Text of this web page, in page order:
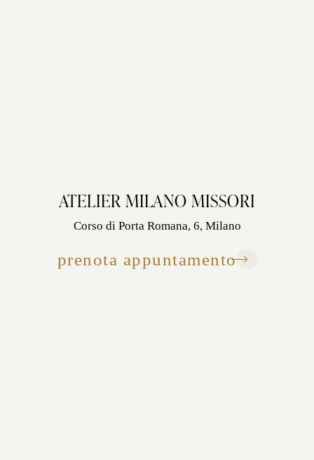
ATELIER MILANO MISSORI
Corso di Porta Romana, 6, Milano
prenota appuntamento